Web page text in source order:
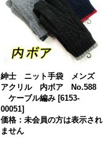
紳士 ニット手袋 メンズ
アクリル 内ボア No.588
ケーブル編み [6153-
00051]
価格：未会員の方は表示され
ません